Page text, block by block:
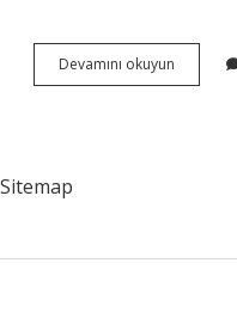
Devamını okuyun Yelkende
Direk
Sitemap